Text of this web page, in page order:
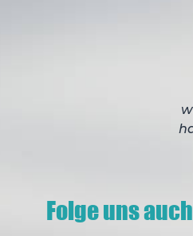
Folge uns